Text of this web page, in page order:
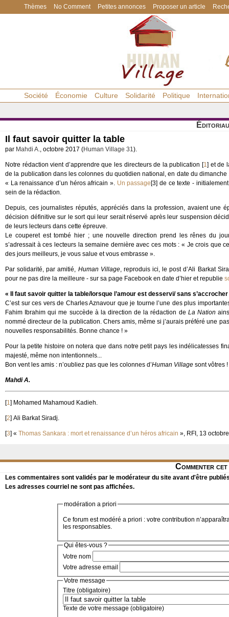
Thèmes No Comment Petites annonces Proposer un article
Société Économie Culture Solidarité Politique
Il faut savoir quitter la table
par Mahdi A., octobre 2017 (Human Village 31).
Notre rédaction vient d’apprendre que les directeurs de la publication [1] et de
de la publication dans les colonnes du quotidien national, en date du
« La renaissance d’un héros africain ». Un passage[3] de ce texte -
sein de la rédaction.
Depuis, ces journalistes réputés, appréciés dans la profession, avaient une
décision définitive sur le sort qui leur serait réservé après leur suspension
de leurs lecteurs dans cette épreuve.
Le couperet est tombé hier ; une nouvelle direction prend les rênes du
s’adressait à ces lecteurs la semaine dernière avec ces mots : « Je crois que
des jours meilleurs, je vous salue et vous embrasse ».
Par solidarité, par amitié, Human Village, reproduis ici, le post d’Ali Barkat
pour ne pas dire la meilleure - sur sa page Facebook en date d’hier et republie
« Il faut savoir quitter la table/lorsque l’amour est desservi/ sans
C’est sur ces vers de Charles Aznavour que je tourne l’une des plus
Fahim Ibrahim qui me succède à la direction de la rédaction de La Nation
nommé directeur de la publication. Chers amis, même si j’aurais préféré une
nouvelles responsabilités. Bonne chance ! »
Pour la petite histoire on notera que dans notre petit pays les indélicatesses
majesté, même non intentionnels...
Bon vent les amis : n’oubliez pas que les colonnes d’Human Village sont vôtres !
Mahdi A.
[1] Mohamed Mahamoud Kadieh.
[2] Ali Barkat Siradj.
[3] « Thomas Sankara : mort et renaissance d’un héros africain », RFI, 13
Commenter
Les commentaires sont validés par le modérateur du site avant d'être
Les adresses courriel ne sont pas affichées.
modération a priori
Ce forum est modéré a priori : votre contribution
les responsables.
Qui êtes-vous ?
Votre nom
Votre adresse email
Votre message
Titre (obligatoire)
Texte de votre message (obligatoire)